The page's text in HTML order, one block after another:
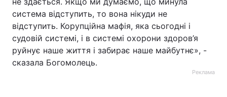
система відступить, то вона нікуди не
відступить. Корупційна мафія, яка сьогодні і
судовій системі, і в системі охорони здоров’я
руйнує наше життя і забирає наше майбутнє», -
сказала Богомолець.
Реклама